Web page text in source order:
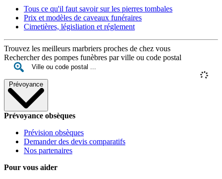
Tous ce qu'il faut savoir sur les pierres tombales
Prix et modèles de caveaux funéraires
Cimetières, législiation et réglement
Trouvez les meilleurs marbriers proches de chez vous
Rechercher des pompes funèbres par ville ou code postal
Prévoyance
Prévoyance obsèques
Prévision obsèques
Demander des devis comparatifs
Nos partenaires
Pour vous aider